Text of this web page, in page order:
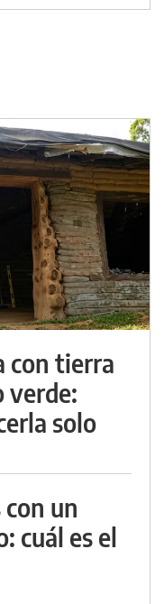
con tierra
verde:
solo
con un
cuál es el